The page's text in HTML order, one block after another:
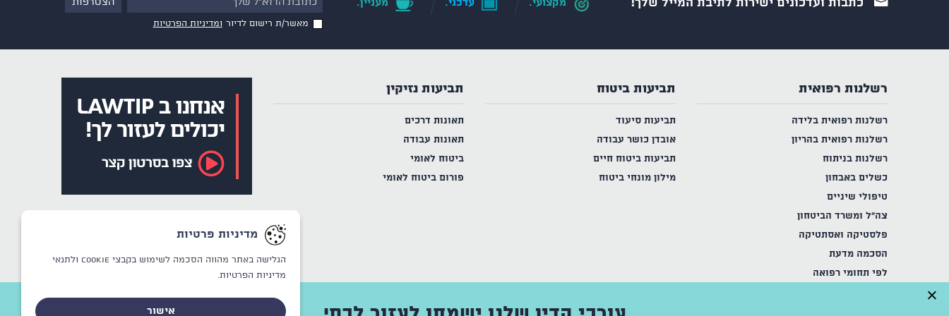
מקצועי. עדכני. מעניין.
מאשר/ת רישום לדיור ומדיניות הפרטיות
רשלנות רפואית
רשלנות רפואית בלידה
רשלנות רפואית בהריון
רשלנות בניתוח
כשלים באבחון
טיפולי שיניים
צה"ל ומשרד הביטחון
פלסטיקה ואסתטיקה
הסכמה מדעת
לפי תחומי רפואה
תביעות ביטוח
תביעות סיעוד
אובדן כושר עבודה
תביעות ביטוח חיים
מילון מונחי ביטוח
תביעות נזיקין
תאונות דרכים
תאונות עבודה
ביטוח לאומי
פורום ביטוח לאומי
×
מדיניות פרטיות
הגלישה באתר מהווה הסכמה לשימוש בקבצי Cookie
ולתנאי
מדיניות הפרטיות.
אישור